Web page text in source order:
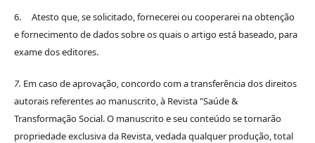
6. Atesto que, se solicitado, fornecerei ou cooperarei na obtenção
e fornecimento de dados sobre os quais o artigo está baseado, para
exame dos editores.
7. Em caso de aprovação, concordo com a transferência dos direitos
autorais referentes ao manuscrito, à Revista "Saúde &
Transformação Social. O manuscrito e seu conteúdo se tornarão
propriedade exclusiva da Revista, vedada qualquer produção, total